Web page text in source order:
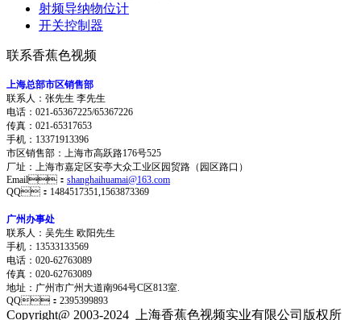
射频导纳物位计
开关控制器
联系香蕉色视频
上海总部市区销售部
联系人：张先生 李先生
电话：021-65367225/65367226
传真：021-65317653
手机：13371913396
市区销售部：上海市高跃路176号525
厂址：上海市嘉定区安亭大众工业区园贸路（园区路口）
Email： shanghaihuamai@163.com
QQ：1484517351,1563873369
广州办事处
联系人：吴先生 欧阳先生
手机：13533133569
电话：020-62763089
传真：020-62763089
地址： 广州市广州大道南964号C区813室.
QQ：2395399893
Copyright@ 2003-2024 上海香蕉色视频实业有限公司 版权所